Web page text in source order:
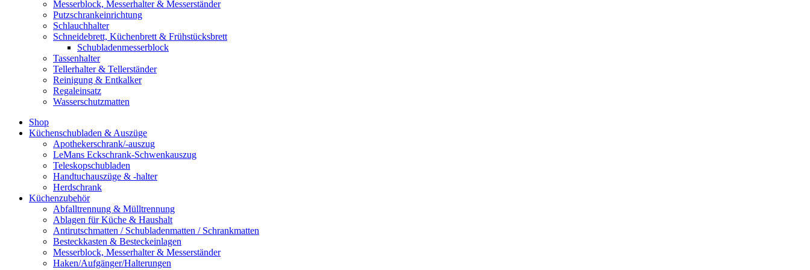
Messerblock, Messerhalter & Messerständer
Putzschrankeinrichtung
Schlauchhalter
Schneidebrett, Küchenbrett & Frühstücksbrett
Schubladenmesserblock
Tassenhalter
Tellerhalter & Tellerständer
Reinigung & Entkalker
Regaleinsatz
Wasserschutzmatten
Shop
Küchenschubladen & Auszüge
Apothekerschrank/-auszug
LeMans Eckschrank-Schwenkauszug
Teleskopschubladen
Handtuchauszüge & -halter
Herdschrank
Küchenzubehör
Abfalltrennung & Mülltrennung
Ablagen für Küche & Haushalt
Antirutschmatten / Schubladenmatten / Schrankmatten
Besteckkasten & Besteckeinlagen
Messerblock, Messerhalter & Messerständer
Haken/Aufgänger/Halterungen